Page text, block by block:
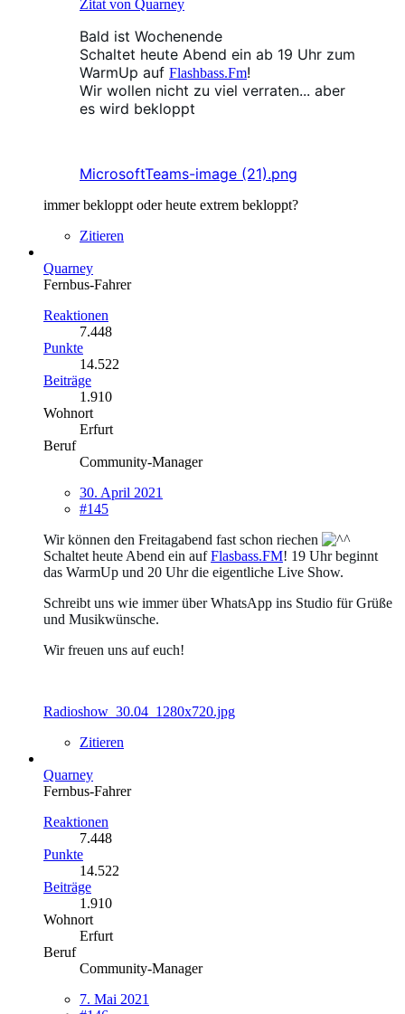
Zitat von Quarney
Bald ist Wochenende
Schaltet heute Abend ein ab 19 Uhr zum
WarmUp auf Flashbass.Fm!
Wir wollen nicht zu viel verraten... aber
es wird bekloppt
MicrosoftTeams-image (21).png
immer bekloppt oder heute extrem bekloppt?
Zitieren
Quarney
Fernbus-Fahrer
Reaktionen
7.448
Punkte
14.522
Beiträge
1.910
Wohnort
Erfurt
Beruf
Community-Manager
30. April 2021
#145
Wir können den Freitagabend fast schon riechen
Schaltet heute Abend ein aufFlasbass.FM! 19 Uhr beginnt
das WarmUp und 20 Uhr die eigentliche Live Show.
Schreibt uns wie immer überWhatsApp ins Studio fürGrüße
und Musikwünsche.
Wir freuen uns auf euch!
Radioshow_30.04_1280x720.jpg
Zitieren
Quarney
Fernbus-Fahrer
Reaktionen
7.448
Punkte
14.522
Beiträge
1.910
Wohnort
Erfurt
Beruf
Community-Manager
7. Mai 2021